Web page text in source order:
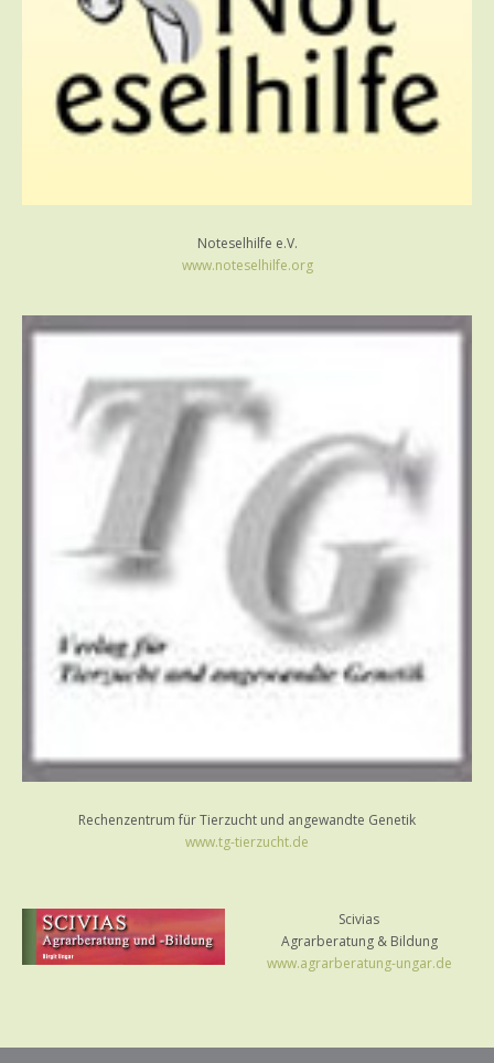
Noteselhilfe e.V.
www.noteselhilfe.org
Rechenzentrum für Tierzucht und angewandte Genetik
www.tg-tierzucht.de
Scivias
Agrarberatung & Bildung
www.agrarberatung-ungar.de